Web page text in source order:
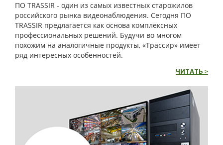
ПО TRASSIR - один из самых известных старожилов
российского рынка видеонаблюдения. Сегодня ПО
TRASSIR предлагается как основа комплексных
профессиональных решений. Будучи во многом
похожим на аналогичные продукты, «Трассир» имеет
ряд интересных особенностей.
ЧИТАТЬ >